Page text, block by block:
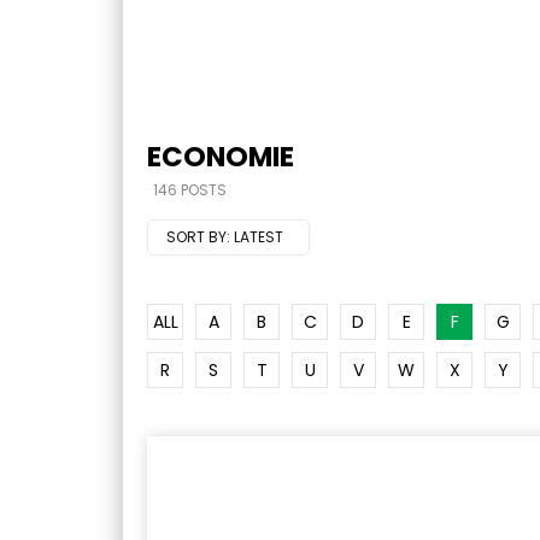
ECONOMIE
146 POSTS
SORT BY: LATEST
ALL A B C D E F G
R
S T U V W X Y